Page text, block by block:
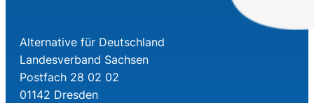
Alternative für Deutschland
Landesverband Sachsen
Postfach 28 02 02
01142 Dresden